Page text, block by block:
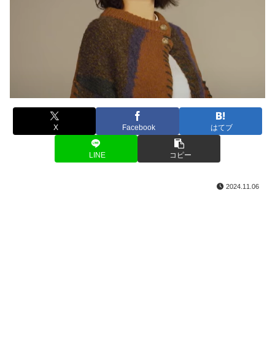
X Facebook はてブ
LINE コピー
2024.11.06